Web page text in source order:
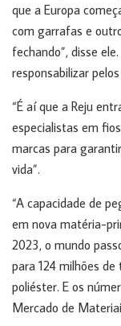
que a Europa
com garrafas e
fechando”, disse
responsabilizar
“É aí que a Reju
especialistas em
marcas para
vida”.
“A capacidade de
em nova matéria-
2023, o mundo
para 124 milhões
poliéster. E os
Mercado de